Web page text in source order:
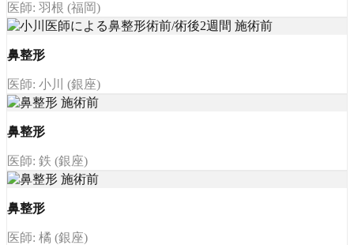
医師: 羽根 (福岡)
鼻整形
医師: 小川 (銀座)
鼻整形
医師: 鉄 (銀座)
鼻整形
医師: 橘 (銀座)